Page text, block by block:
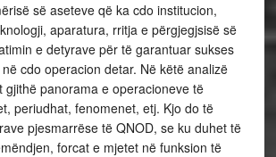
së aseteve që ka cdo institucion,
aparatura, rritja e përgjegjsisë së
e detyrave për të garantuar sukses
cdo operacion detar. Në këtë analizë
gjithë panorama e operacioneve të
periudhat, fenomenet, etj. Kjo do të
pjesmarrëse të QNOD, se ku duhet të
forcat e mjetet në funksion të